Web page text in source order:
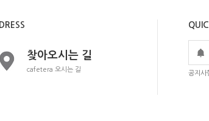
찾아오시는 길
cafetera 오시는 길
공지사